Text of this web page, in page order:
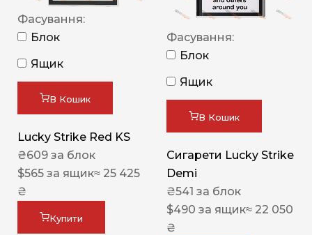
Фасування:
Блок
Ящик
В Кошик
Lucky Strike Red KS
₴609 за блок
$565 за ящик≈ 25 425
₴
Купити
Фасування:
Блок
Ящик
В Кошик
Сигарети Lucky Strike
Demi
₴541 за блок
$490 за ящик≈ 22 050
₴